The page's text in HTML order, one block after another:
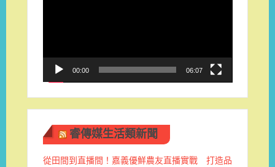
00:00 06:07
睿傳媒生活類新聞
從田間到直播間！嘉義優鮮農友直播實戰 打造品